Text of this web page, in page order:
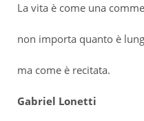
La vita è come una
non importa quanto è
ma come è recitata.
Gabriel Lonetti